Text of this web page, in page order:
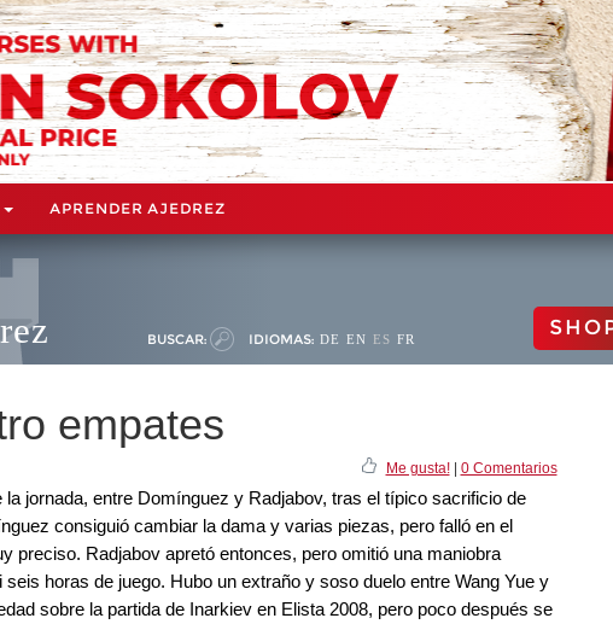
APRENDER AJEDREZ
BUSCAR: IDIOMAS: DE EN ES FR
empates
Me gusta!| 0 Comentarios
jornada, entre Domínguez y Radjabov, tras el típico sacrificio de
consiguió cambiar la dama y varias piezas, pero falló en el
preciso. Radjabov apretó entonces, pero omitió una maniobra
horas de juego. Hubo un extraño y soso duelo entre Wang Yue y
sobre la partida de Inarkiev en Elista 2008, pero poco después se